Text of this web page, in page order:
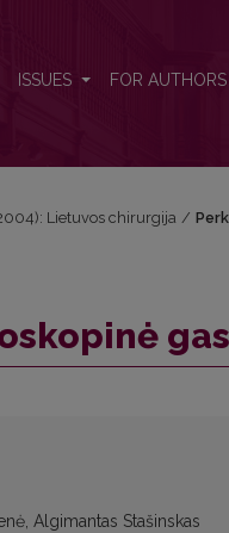
ISSUES FOR AUTHORS
Lietuvos chirurgija /
Algimantas Stašinskas